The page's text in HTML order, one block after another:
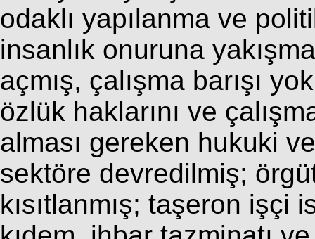
odaklı yapılanma ve
insanlık onuruna
açmış, çalışma barışı
özlük haklarını ve
alması gereken hukuki
sektöre devredilmiş;
kısıtlanmış; taşeron işçi